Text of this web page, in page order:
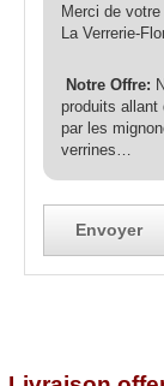
Merci de
La Verrerie-
Notre Offre:
produits allant
par les
verrines…